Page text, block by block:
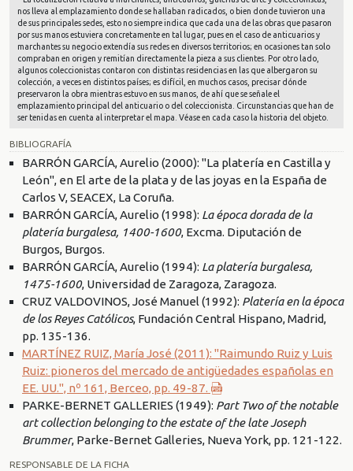
nos lleva al emplazamiento donde se hallaban radicados, o bien donde tuvieron una
de sus principales sedes, esto no siempre indica que cada una de las obras que pasaron
por sus manos estuviera concretamente en tal lugar, pues en el caso de anticuarios y
marchantes su negocio extendía sus redes en diversos territorios; en ocasiones tan solo
compraban en origen y remitían directamente la pieza a sus clientes. Por otro lado,
algunos coleccionistas contaron con distintas residencias en las que albergaron su
colección, a veces en distintos países; es difícil, en muchos casos, precisar dónde
preservaron la obra mientras estuvo en sus manos, de ahí que se señale el
emplazamiento principal del anticuario o del coleccionista. Circunstancias que han de
ser tenidas en cuenta al interpretar el mapa. Véase en cada caso la historia del objeto.
BIBLIOGRAFÍA
BARRÓN GARCÍA, Aurelio (2000): "La platería en Castilla y
León", en El arte de la plata y de las joyas en la España de
Carlos V, SEACEX, La Coruña.
BARRÓN GARCÍA, Aurelio (1998): La época dorada de la
platería burgalesa, 1400-1600, Excma. Diputación de
Burgos, Burgos.
BARRÓN GARCÍA, Aurelio (1994): La platería burgalesa,
1475-1600, Universidad de Zaragoza, Zaragoza.
CRUZ VALDOVINOS, José Manuel (1992): Platería en la época
de los Reyes Católicos, Fundación Central Hispano, Madrid,
pp. 135-136.
MARTÍNEZ RUIZ, María José (2011): "Raimundo Ruiz y Luis
Ruiz: pioneros del mercado de antigüedades españolas en
EE. UU.", nº 161, Berceo, pp. 49-87.
PARKE-BERNET GALLERIES (1949): Part Two of the notable
art collection belonging to the estate of the late Joseph
Brummer, Parke-Bernet Galleries, Nueva York, pp. 121-122.
RESPONSABLE DE LA FICHA